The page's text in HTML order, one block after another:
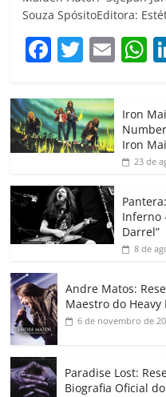
Souza SpósitoEditora:
F
c
e
b
o
o
k
T
itt
er
E
at
s
A
p
Iron
Iron
23 de
Inferno
Darrel”
8 de
Andre Matos:
Maestro do Heavy
6 de novembro de
Paradise Lost:
Biografia Oficial